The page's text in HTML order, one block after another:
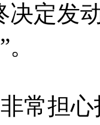
决定发
常担心